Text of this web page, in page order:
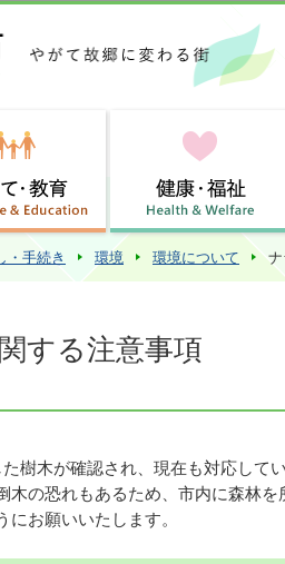
このペー
・手続き 環境 環境について
する注意事項
樹木が確認され、現在も対応して
木の恐れもあるため、市内に森林
お願いいたします。